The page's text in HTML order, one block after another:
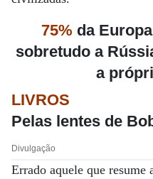
75% da
sobretudo a
a
LIVROS
Pelas lentes de
Divulgação
Errado aquele que